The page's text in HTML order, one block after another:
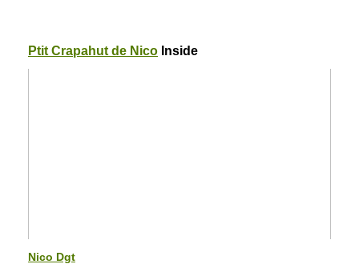
Ptit Crapahut de Nico Inside
Nico Dgt